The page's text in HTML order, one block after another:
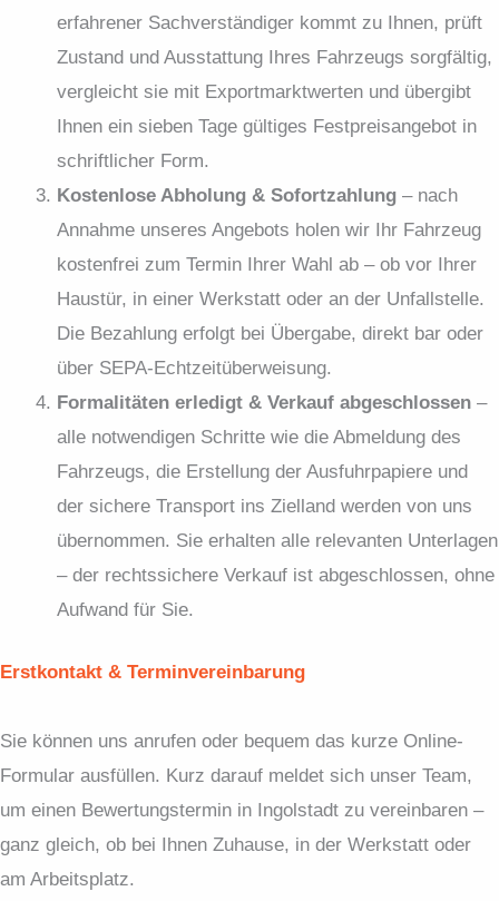
erfahrener Sachverständiger kommt zu Ihnen, prüft
Zustand und Ausstattung Ihres Fahrzeugs sorgfältig,
vergleicht sie mit Exportmarktwerten und übergibt
Ihnen ein sieben Tage gültiges Festpreisangebot in
schriftlicher Form.
Kostenlose Abholung & Sofortzahlung – nach
Annahme unseres Angebots holen wir Ihr Fahrzeug
kostenfrei zum Termin Ihrer Wahl ab – ob vor Ihrer
Haustür, in einer Werkstatt oder an der Unfallstelle.
Die Bezahlung erfolgt bei Übergabe, direkt bar oder
über SEPA-Echtzeitüberweisung.
Formalitäten erledigt & Verkauf abgeschlossen –
alle notwendigen Schritte wie die Abmeldung des
Fahrzeugs, die Erstellung der Ausfuhrpapiere und
der sichere Transport ins Zielland werden von uns
übernommen. Sie erhalten alle relevanten Unterlagen
– der rechtssichere Verkauf ist abgeschlossen, ohne
Aufwand für Sie.
Erstkontakt & Terminvereinbarung
Sie können uns anrufen oder bequem das kurze Online-
Formular ausfüllen. Kurz darauf meldet sich unser Team,
um einen Bewertungstermin in Ingolstadt zu vereinbaren –
ganz gleich, ob bei Ihnen Zuhause, in der Werkstatt oder
am Arbeitsplatz.